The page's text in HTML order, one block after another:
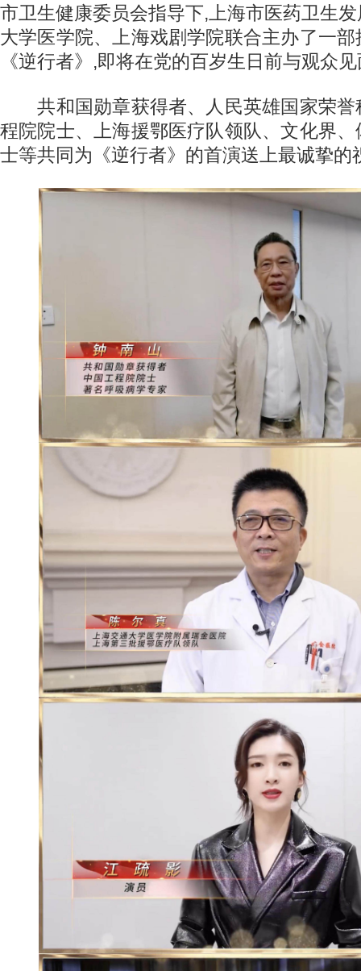
市卫生健康委员会指导下,上海市医药卫生
大学医学院、上海戏剧学院联合主办了一
《逆行者》,即将在党的百岁生日前与观众
共和国勋章获得者、人民英雄国家荣誉
程院院士、上海援鄂医疗队领队、文化界
士等共同为《逆行者》的首演送上最诚挚的